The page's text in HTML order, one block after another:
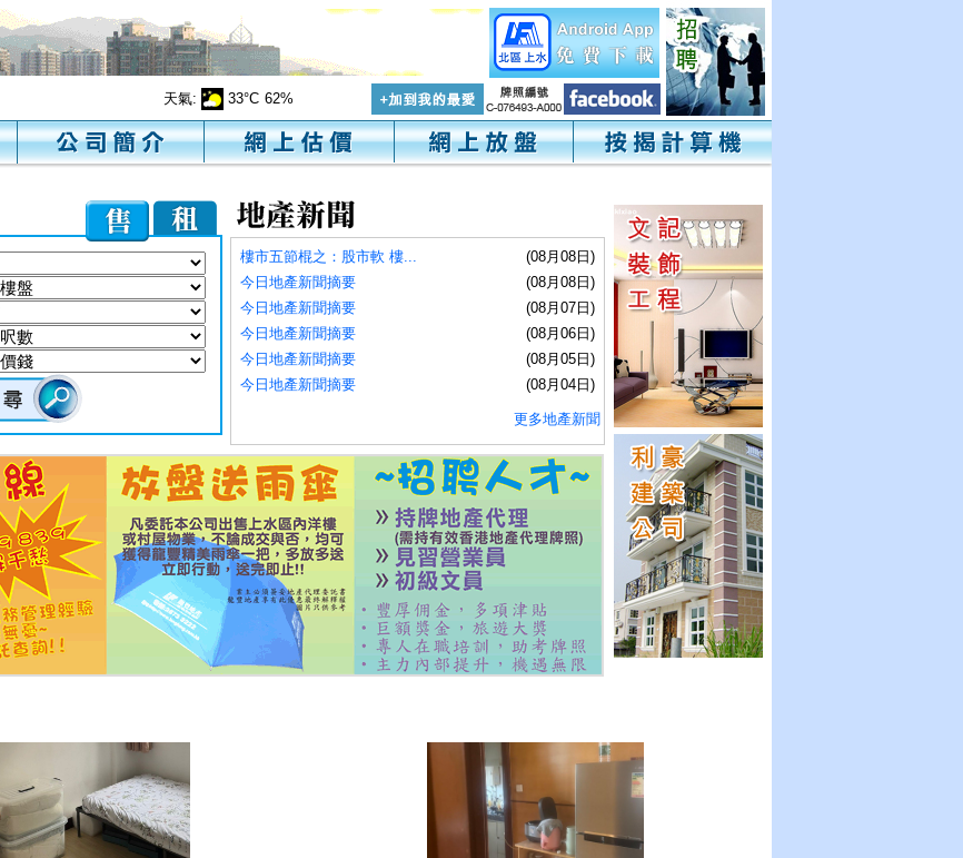
天氣: 33°C 62%
樓市五節棍之：股市軟 樓...
(08月08日)
今日地產新聞摘要
(08月08日)
今日地產新聞摘要
(08月07日)
今日地產新聞摘要
(08月06日)
今日地產新聞摘要
(08月05日)
今日地產新聞摘要
(08月04日)
更多地產新聞